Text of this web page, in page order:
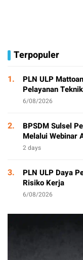
Terpopuler
1.
PLN ULP
Pelayanan
6/08/2026
2.
BPSDM Sulsel
Melalui Webinar
2 days
3.
PLN ULP Daya
Risiko Kerja
6/08/2026